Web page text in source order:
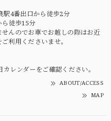
駅4番出口から徒歩2分
ら徒歩15分
んのでお車でお越しの際はお近
利用くださいませ。
レンダーをご確認ください。
ABOUT/ACCESS
MAP